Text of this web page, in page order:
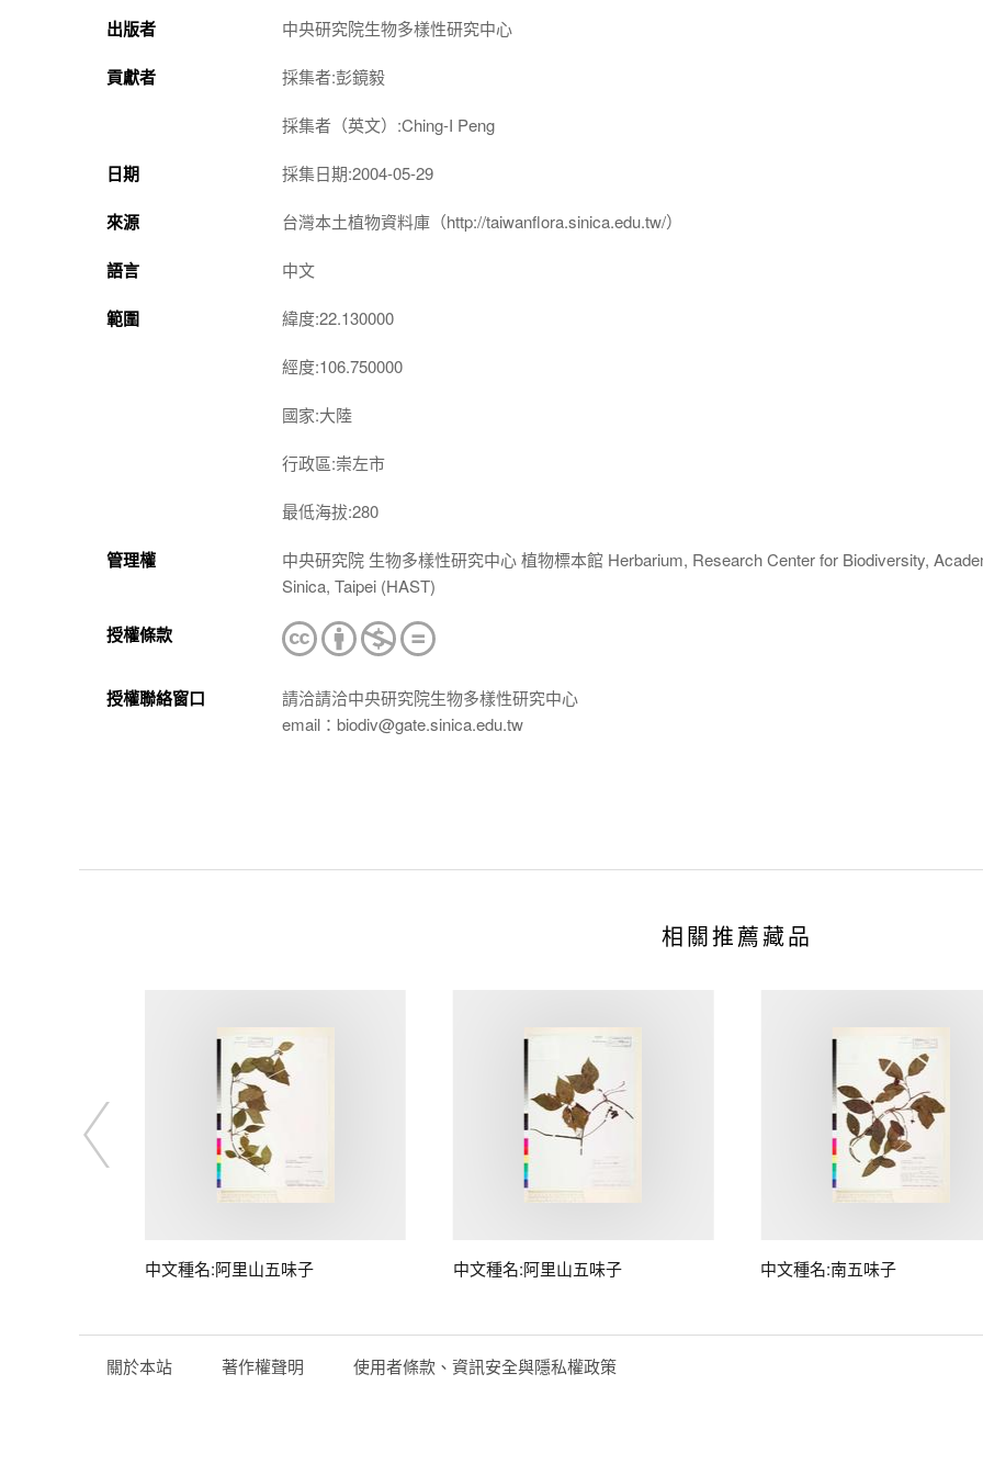
出版者 中央研究院生物多樣性研究中心
貢獻者 採集者:彭鏡毅
採集者（英文）:Ching-I Peng
日期 採集日期:2004-05-29
來源 台灣本土植物資料庫（http://taiwanflora.sinica.edu.tw/）
語言 中文
範圍 緯度:22.130000
經度:106.750000
國家:大陸
行政區:崇左市
最低海拔:280
管理權
中央研究院 生物多樣性研究中心 植物標本館 Herbarium, Research Center for Biodiversity,
Sinica, Taipei (HAST)
授權條款
授權聯絡窗口
請洽請洽中央研究院生物多樣性研究中心
email：biodiv@gate.sinica.edu.tw
相關推薦藏品
中文種名:阿里山五味子 中文種名:阿里山五味子 中文種名:南五味子
關於本站 著作權聲明 使用者條款、資訊安全與隱私權政策